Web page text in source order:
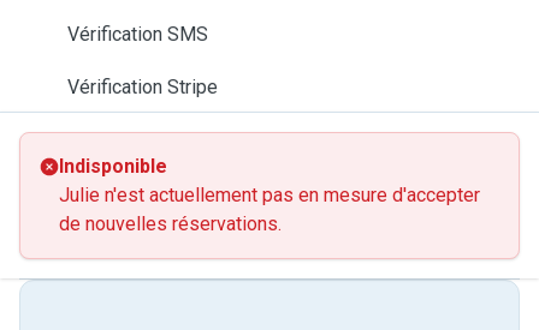
Vérification SMS
Vérification Stripe
Indisponible
Julie n'est actuellement pas en mesure d'accepter
de nouvelles réservations.